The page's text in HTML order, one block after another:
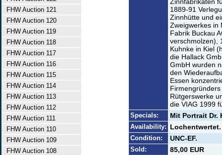
FHW Auction 121
FHW Auction 120
FHW Auction 119
FHW Auction 118
FHW Auction 117
FHW Auction 116
FHW Auction 115
FHW Auction 114
FHW Auction 113
FHW Auction 112
FHW Auction 111
FHW Auction 110
FHW Auction 109
FHW Auction 108
1889-91
Zinnhütte und
Zweigwerkes in
Fabrik Buckau
verschmolzen),
Kuhnke in Kiel
die Hallack
GmbH wurden
den
Essen
Rütgerswerke
die VIAG 1999
Specials: Mit Portrait Dr.
Availability: Lochentwertet.
Condition: UNC-EF.
Sold: 85,00 EUR